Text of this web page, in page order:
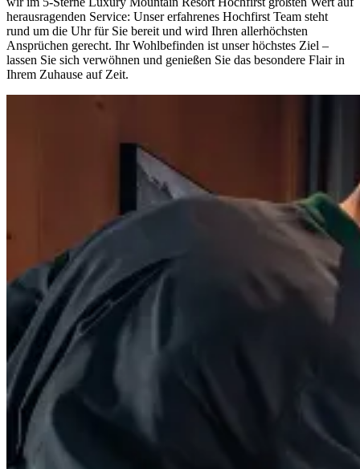
herausragenden Service: Unser erfahrenes Hochfirst Team steht
rund um die Uhr für Sie bereit und wird Ihren allerhöchsten
Ansprüchen gerecht. Ihr Wohlbefinden ist unser höchstes Ziel –
lassen Sie sich verwöhnen und genießen Sie das besondere Flair in
Ihrem Zuhause auf Zeit.